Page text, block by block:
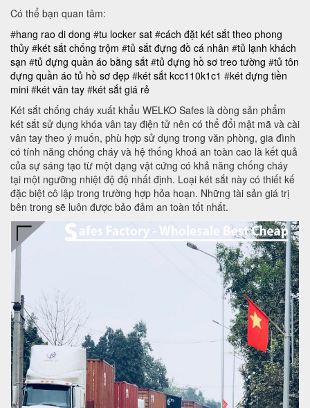
Có thể bạn quan tâm:
#hang rao di dong #tu locker sat #cách đặt két sắt theo phong
thủy #két sắt chống trộm #tủ sắt đựng đồ cá nhân #tủ lạnh khách
sạn #tủ đựng quần áo bằng sắt #tủ đựng hồ sơ treo tường #tủ tôn
đựng quần áo tủ hồ sơ đẹp #két sắt kcc110k1c1 #két đựng tiền
mini #két vân tay #két sắt giá rẻ
Két sắt chống cháy xuất khẩu WELKO Safes là dòng sản phẩm
két sắt sử dụng khóa vân tay điện tử nên có thể đổi mật mã và cài
vân tay theo ý muốn, phù hợp sử dụng trong văn phòng, gia đình
có tính năng chống cháy và hệ thống khoá an toàn cao là kết quả
của sự sáng tạo từ một dạng vật cứng có khả năng chống cháy
tại một ngưỡng nhiệt độ độ nhất định. Loại két sắt này có thiết kế
đặc biệt cô lập trong trường hợp hỏa hoạn. Những tài sản giá trị
bên trong sẽ luôn được bảo đảm an toàn tốt nhất.